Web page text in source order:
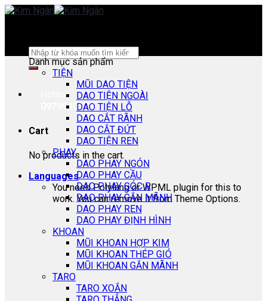
Skip
Search
for:
Hotline:
0979540178
Cart
No products in the cart.
Languages
You need Polylang or WPML plugin for this to
work. You can remove it from Theme Options.
Danh mục sản phẩm
TIỆN
MŨI DAO TIỆN
DAO TIỆN NGOÀI
DAO TIỆN LỖ
DAO CẮT RÃNH
DAO CẮT ĐỨT
DAO TIỆN REN
PHAY
DAO PHAY NGÓN
DAO PHAY CẦU
DAO PHAY GÓC R
DAO PHAY GẮN MÃNH
DAO PHAY REN
DAO PHAY ĐỊNH HÌNH
KHOAN
MŨI KHOAN HỢP KIM
MŨI KHOAN THÉP GIÓ
MŨI KHOAN GẮN MÃNH
TARO
TARO XOẮN